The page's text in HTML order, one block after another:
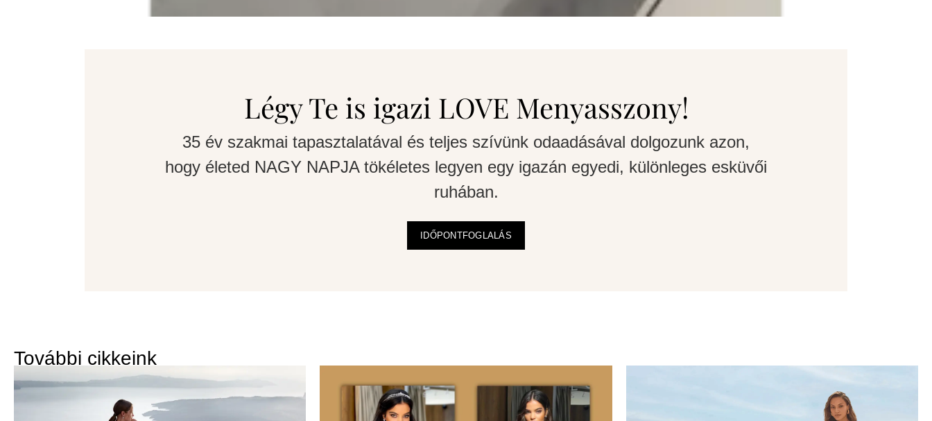
Légy Te is igazi LOVE Menyasszony!
35 év szakmai tapasztalatával és teljes szívünk odaadásával dolgozunk azon,
hogy életed NAGY NAPJA tökéletes legyen egy igazán egyedi, különleges esküvői
ruhában.
IDŐPONTFOGLALÁS
További cikkeink